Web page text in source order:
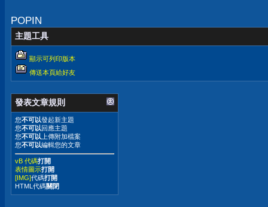
POPIN
主題工具
顯示可列印版本
傳送本頁給好友
發表文章規則
您不可以發起新主題
您不可以 回應主題
您不可以 上傳附加檔案
您不可以編輯您的文章
vB 代碼打開
表情圖示打開
[IMG]代碼打開
HTML代碼關閉